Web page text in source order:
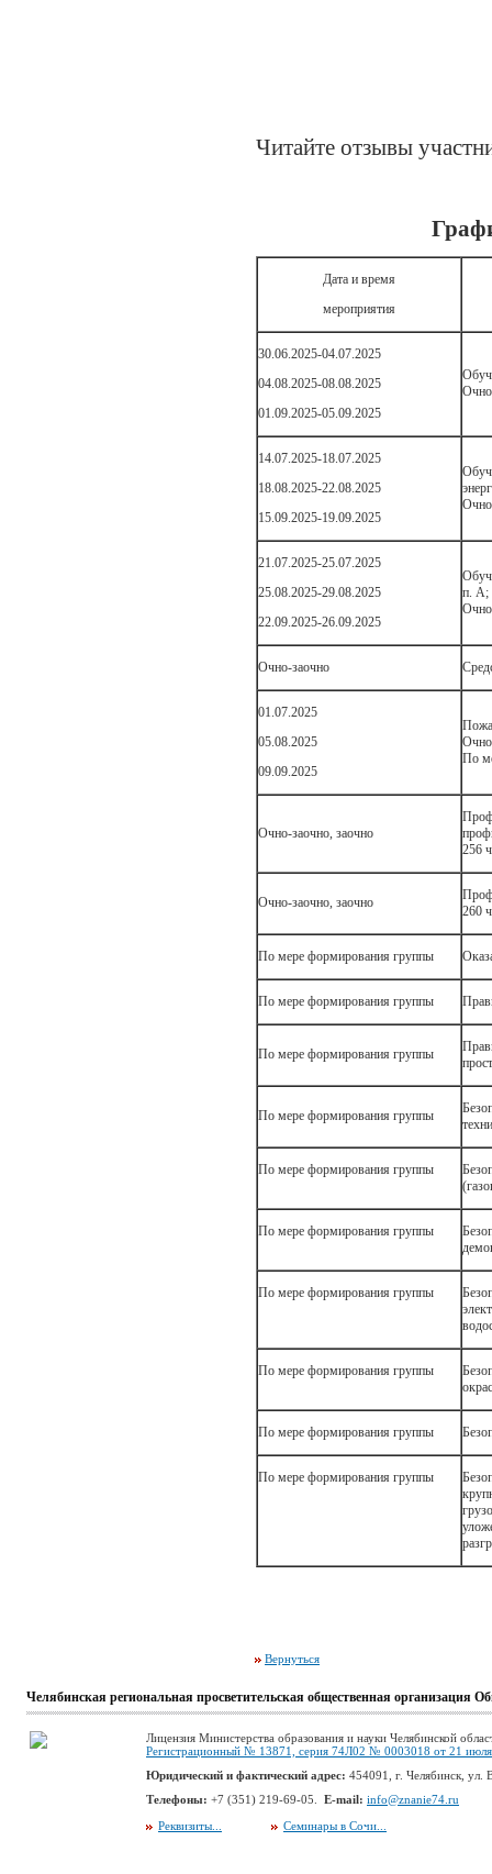
Читайте отзывы
Дата и время
мероприятия
30.06.2025-04.07.2025
04.08.2025-08.08.2025
01.09.2025-05.09.2025
Очно
14.07.2025-18.07.2025
18.08.2025-22.08.2025
15.09.2025-19.09.2025
Очно
21.07.2025-25.07.2025
25.08.2025-29.08.2025
22.09.2025-26.09.2025
п. А;
Очно
Очно-заочно
01.07.2025
05.08.2025
09.09.2025
Очно
По
Очно-заочно, заочно
256
Очно-заочно, заочно
260
По мере формирования группы
По мере формирования группы
По мере формирования группы
По мере формирования группы
По мере формирования группы
По мере формирования группы
По мере формирования группы
По мере формирования группы
По мере формирования группы
По мере формирования группы
Вернуться
Челябинская региональная просветительская общественная организация
Лицензия Министерства образования и науки Челябинской
Регистрационный № 13871, серия 74Л02 № 0003018 от 21
Юридический и фактический адрес: 454091, г. Челябинск, ул.
Телефоны: +7 (351) 219-69-05. E-mail: info@znanie74.ru
Реквизиты...
Семинары в Сочи...